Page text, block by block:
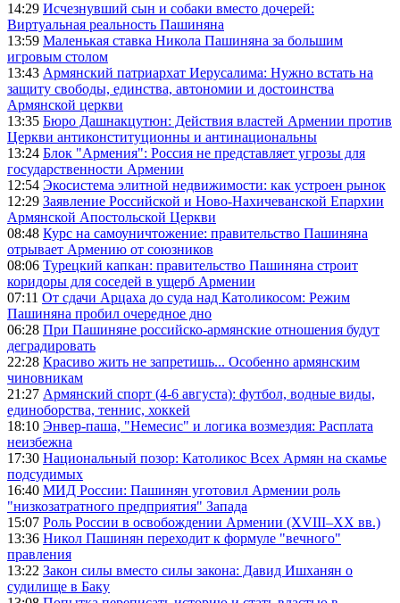
14:29 Исчезнувший сын и собаки вместо дочерей:
Виртуальная реальность Пашиняна
13:59 Маленькая ставка Никола Пашиняна за большим
игровым столом
13:43 Армянский патриархат Иерусалима: Нужно встать на
защиту свободы, единства, автономии и достоинства
Армянской церкви
13:35 Бюро Дашнакцутюн: Действия властей Армении против
Церкви антиконституционны и антинациональны
13:24 Блок "Армения": Россия не представляет угрозы для
государственности Армении
12:54 Экосистема элитной недвижимости: как устроен рынок
12:29 Заявление Российской и Ново-Нахичеванской Епархии
Армянской Апостольской Церкви
08:48 Курс на самоуничтожение: правительство Пашиняна
отрывает Армению от союзников
08:06 Турецкий капкан: правительство Пашиняна строит
коридоры для соседей в ущерб Армении
07:11 От сдачи Арцаха до суда над Католикосом: Режим
Пашиняна пробил очередное дно
06:28 При Пашиняне российско-армянские отношения будут
деградировать
22:28 Красиво жить не запретишь... Особенно армянским
чиновникам
21:27 Армянский спорт (4-6 августа): футбол, водные виды,
единоборства, теннис, хоккей
18:10 Энвер-паша, "Немесис" и логика возмездия: Расплата
неизбежна
17:30 Национальный позор: Католикос Всех Армян на скамье
подсудимых
16:40 МИД России: Пашинян уготовил Армении роль
"низкозатратного предприятия" Запада
15:07 Роль России в освобождении Армении (XVIII–XX вв.)
13:36 Никол Пашинян переходит к формуле "вечного"
правления
13:22 Закон силы вместо силы закона: Давид Ишханян о
судилище в Баку